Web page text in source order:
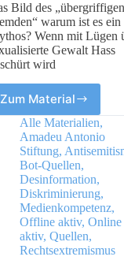
Bild des „übergriffigen
warum ist es ein
Wenn mit Lügen
Gewalt Hass
wird
Zum Material
Das
Bild
des
„übergriffigen
Fremden“
warum
ist
es
ein
Mythos?
Wenn
Alle Materialien,
Amadeu Antonio
Stiftung,
Bot-Quellen,
Desinformation,
Diskriminierung,
Medienkompetenz,
Offline aktiv,Online
aktiv,Quellen,
Rechtsextremismus